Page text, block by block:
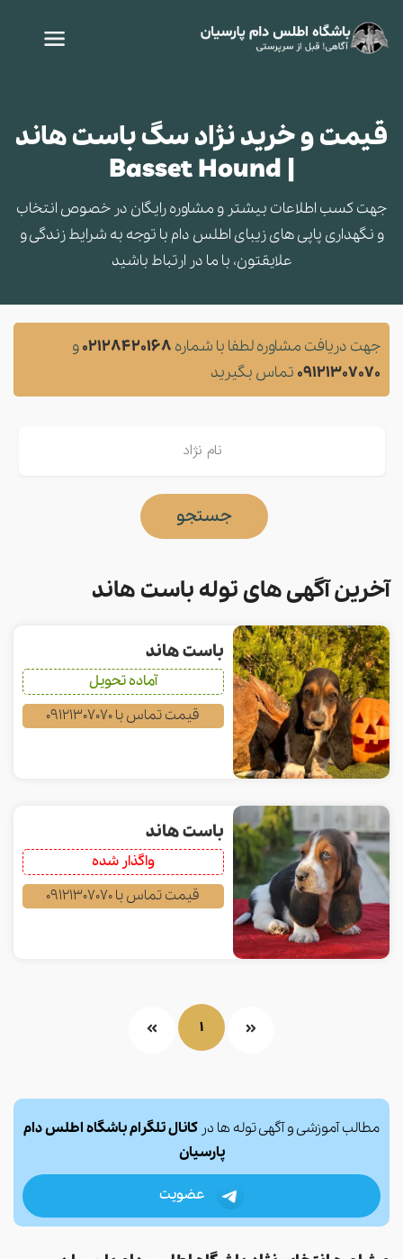
قیمت و خرید نژاد سگ باست هاند
| Basset Hound
جهت کسب اطلاعات بیشتر و مشاوره‌ رایگان در خصوص انتخاب
و نگهداری پاپی های زیبای اطلس دام با توجه به شرایط زندگی و
علایقتون، با ما در ارتباط باشید
جهت دریافت مشاوره لطفا با شماره 02128420168و
09121307070 تماس بگیرید
جستجو
آخرین آگهی های توله باست هاند
باست هاند
آماده تحویل
قیمت تماس با 09121307070
باست هاند
واگذار شده
قیمت تماس با 09121307070
1
مطالب آموزشی و آگهی توله ها در کانال تلگرام باشگاه اطلس دام
پارسیان
عضویت